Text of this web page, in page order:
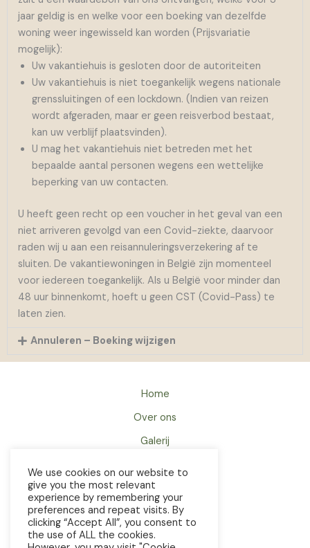
jaar geldig is en welke voor een boeking van dezelfde
woning weer ingewisseld kan worden (Prijsvariatie
mogelijk):
Uw vakantiehuis is gesloten door de autoriteiten
Uw vakantiehuis is niet toegankelijk wegens nationale
grenssluitingen of een lockdown. (Indien van reizen
wordt afgeraden, maar er geen reisverbod bestaat,
kan uw verblijf plaatsvinden).
U mag het vakantiehuis niet betreden met het
bepaalde aantal personen wegens een wettelijke
beperking van uw contacten.
U heeft geen recht op een voucher in het geval van een
niet arriveren gevolgd van een Covid-ziekte, daarvoor
raden wij u aan een reisannuleringsverzekering af te
sluiten. De vakantiewoningen in België zijn momenteel
voor iedereen toegankelijk. Als u België voor minder dan
48 uur binnenkomt, hoeft u geen CST (Covid-Pass) te
laten zien.
Annuleren – Boeking wijzigen
Home
Over ons
Galerij
Omgeving
FAQ
Contact
We use cookies on our website to
give you the most relevant
experience by remembering your
preferences and repeat visits. By
clicking “Accept All”, you consent to
the use of ALL the cookies.